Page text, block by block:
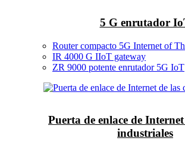
5 G enrutador
Router compacto 5G Internet of
IR 4000 G IIoT gateway
ZR 9000 potente enrutador 5G IoT
Puerta de enlace de Internet
industriales